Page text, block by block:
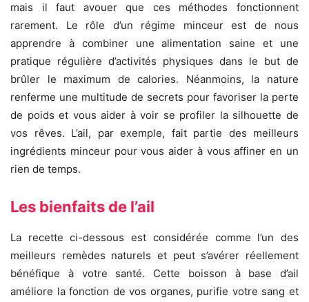
mais il faut avouer que ces méthodes fonctionnent
rarement. Le rôle d’un régime minceur est de nous
apprendre à combiner une alimentation saine et une
pratique régulière d’activités physiques dans le but de
brûler le maximum de calories. Néanmoins, la nature
renferme une multitude de secrets pour favoriser la perte
de poids et vous aider à voir se profiler la silhouette de
vos rêves. L’ail, par exemple, fait partie des meilleurs
ingrédients minceur pour vous aider à vous affiner en un
rien de temps.
Les bienfaits de l’ail
La recette ci-dessous est considérée comme l’un des
meilleurs remèdes naturels et peut s’avérer réellement
bénéfique à votre santé. Cette boisson à base d’ail
améliore la fonction de vos organes, purifie votre sang et